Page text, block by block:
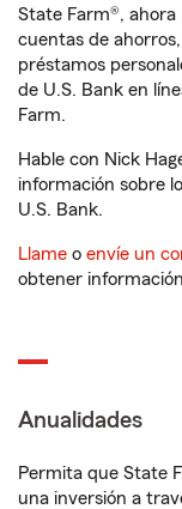
State Farm®,
cuentas de
préstamos
de U.S. Bank en
Farm.
Hable con Nick
información sobre
U.S. Bank.
Llame o envíe un
obtener
Anualidades
Permita que State
una inversión a